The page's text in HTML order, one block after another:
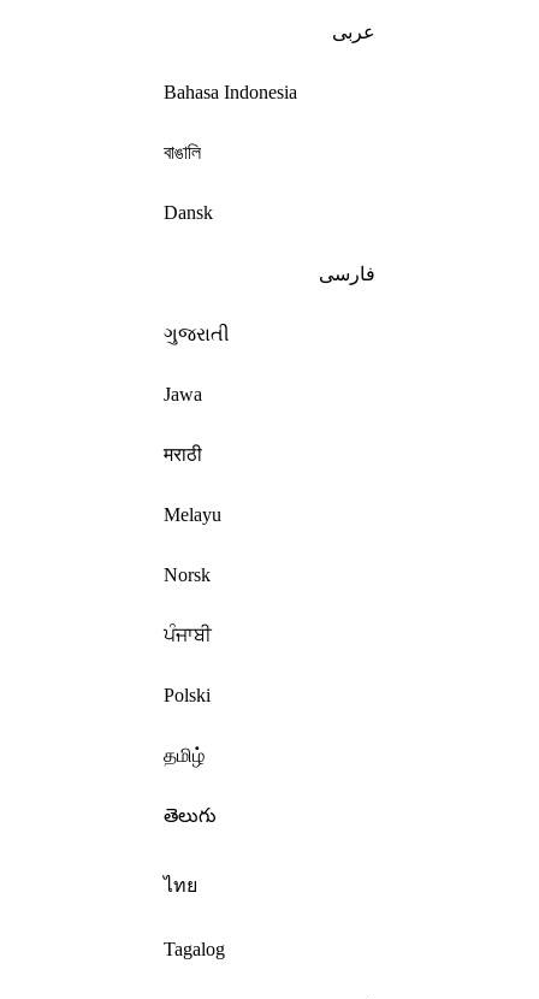
عربى
Bahasa Indonesia
বাঙালি
Dansk
فارسی
ગુજરાતી
Jawa
मराठी
Melayu
Norsk
ਪੰਜਾਬੀ
Polski
தமிழ்
తెలుగు
ไทย
Tagalog